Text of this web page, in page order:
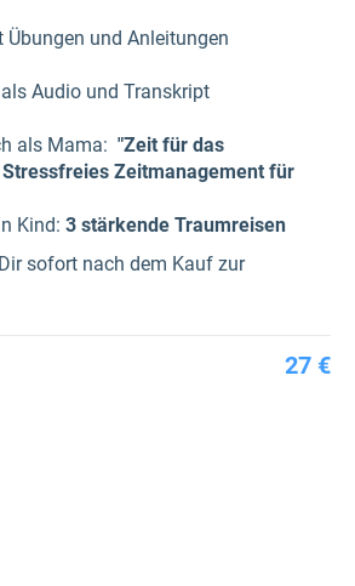
Übungen und Anleitungen
als Audio und Transkript
als Mama: "Zeit für das
Zeitmanagement für
Kind: 3 stärkende Traumreisen
sofort nach dem Kauf zur
27 €